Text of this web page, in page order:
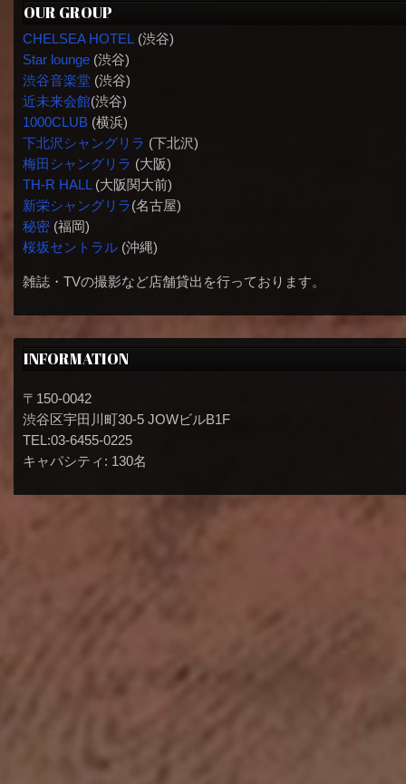
OUR GROUP
CHELSEA HOTEL (渋谷)
Star lounge(渋谷)
渋谷音楽堂(渋谷)
近未来会館(渋谷)
1000CLUB(横浜)
下北沢シャングリラ (下北沢)
梅田シャングリラ (大阪)
TH-R HALL(大阪関大前)
新栄シャングリラ(名古屋)
秘密(福岡)
桜坂セントラル(沖縄)
雑誌・TVの撮影など店舗貸出を行っております。
INFORMATION
〒150-0042
渋谷区宇田川町30-5 JOWビルB1F
TEL:03-6455-0225
キャパシティ: 130名